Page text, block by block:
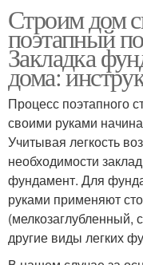
Строим дом
поэтапный
Закладка
дома:
Процесс поэтапного
своими руками
Учитывая легкость
необходимости
фундамент. Для
руками применяют
другие виды легких